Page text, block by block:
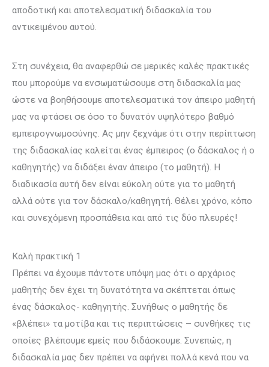
αποδοτική και αποτελεσματική διδασκαλία του
αντικειμένου αυτού.
Στη συνέχεια, θα αναφερθώ σε μερικές καλές πρακτικές
που μπο­ρούμε να ενσωματώσουμε στη διδασκαλία μας
ώστε να βοηθήσουμε αποτε­λε­σματικά τον άπειρο μαθητή
μας να φτάσει σε όσο το δυνατόν υψηλότερο βαθμό
εμπειρογνωμοσύνης. Ας μην ξεχνάμε ότι στην περίπτωση
της διδασκαλίας καλείται ένας έμπειρος (ο δάσκαλος ή ο
καθηγητής) να διδάξει έναν άπειρο (το μαθητή). Η
διαδικασία αυτή δεν είναι εύκολη ούτε για το μαθητή
αλλά ούτε για τον δάσκαλο/καθηγητή. Θέλει χρόνο, κόπο
και συνεχόμενη προσπάθεια και από τις δύο πλευρές!
Καλή πρακτική 1
Πρέπει να έχουμε πάντοτε υπόψη μας ότι ο αρχάριος
μαθητής δεν έχει τη δυνατότητα να σκέπτεται όπως
ένας δάσκαλος- καθηγητής. Συνήθως ο μαθητής δε
«βλέπει» τα μοτίβα και τις περιπτώσεις – συνθήκες τις
οποίες βλέπουμε εμείς που διδάσκουμε. Συνεπώς, η
διδασκαλία μας δεν πρέπει να αφήνει πολλά κενά που να